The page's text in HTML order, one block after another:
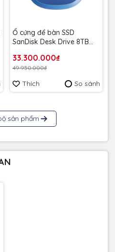
Ổ cứng để bàn SSD
SanDisk Desk Drive 8TB
SDSSDT40C-8T00-A25 -
Bảo Hành 3 năm
33.300.000₫
49.950.000₫
Thích So sánh
sản phẩm